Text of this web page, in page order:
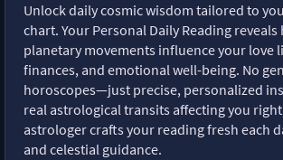
Unlock daily cosmic wisdom tailored to
chart. Your Personal Daily Reading
planetary movements influence your love
finances, and emotional well-being. No
horoscopes—just precise, personalized
real astrological transits affecting you right
astrologer crafts your reading fresh each
and celestial guidance.